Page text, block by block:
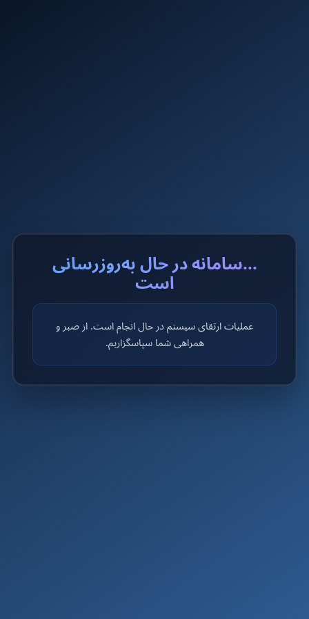
...سامانه در حال به‌روزرسانی
است
عملیات ارتقای سیستم در حال انجام است. از صبر و
همراهی شما سپاسگزاریم.